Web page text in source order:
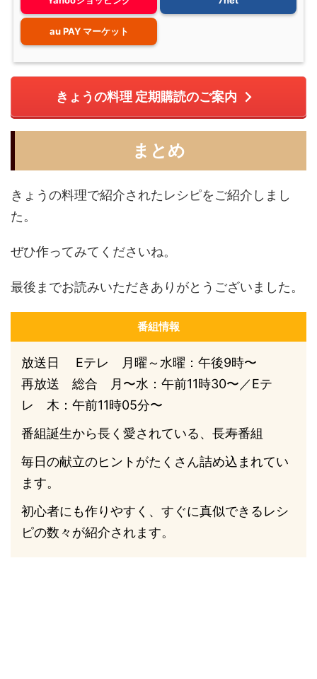
au PAY マーケット
きょうの料理 定期購読のご案内
まとめ
きょうの料理で紹介されたレシピをご紹介しまし
た。
ぜひ作ってみてくださいね。
最後までお読みいただきありがとうございました。
番組情報
放送日 Eテレ 月曜～水曜：午後9時〜
再放送 総合 月〜水：午前11時30〜／Eテ
レ 木：午前11時05分〜
番組誕生から長く愛されている、長寿番組
毎日の献立のヒントがたくさん詰め込まれてい
ます。
初心者にも作りやすく、すぐに真似できるレシ
ピの数々が紹介されます。